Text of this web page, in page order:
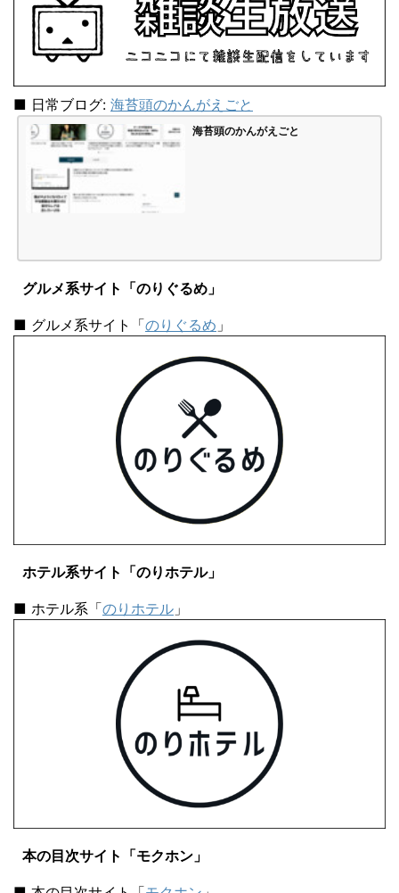
■ 日常ブログ: 海苔頭のかんがえごと
海苔頭のかんがえごと
グルメ系サイト「のりぐるめ」
■ グルメ系サイト「のりぐるめ 」
ホテル系サイト「のりホテル」
■ ホテル系「のりホテル 」
本の目次サイト「モクホン」